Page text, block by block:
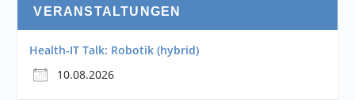
VERANSTALTUNGEN
Health-IT Talk: Robotik (hybrid)
10.08.2026